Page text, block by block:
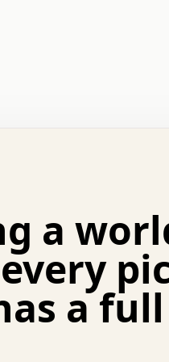
.   .   .   .   :   .
.   .   .   .   x   .
.   .   .   .   .   +
.   .   .   o   .   .
.   .   :   .   .   o
.   .   o   .   .   .
.   .   .   .   .   .
:   .   .   .   .   .
.   .   x   .   .
.   .   .   .   .   o
a
a full